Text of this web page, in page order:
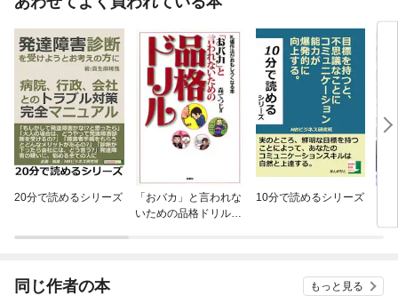
20分で読めるシリーズ
「おバカ」と言われな
いための品格ドリル
10分で読めるシリーズ
ラ
同じ作者の本 もっと見る